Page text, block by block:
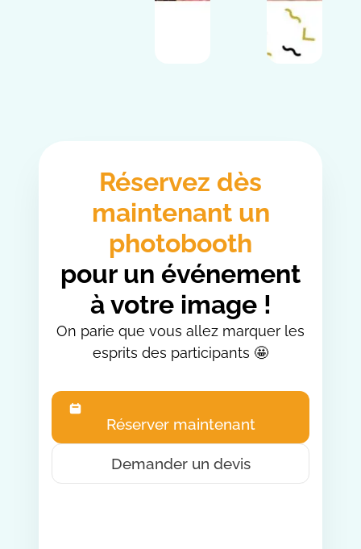
Réservez dès
maintenant un
photobooth
pour un événement
à votre image !
On parie que vous allez marquer les
esprits des participants 🤩
Réserver maintenant
Demander un devis